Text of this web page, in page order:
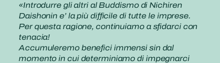
«Introdurre gli altri al Buddismo di Nichiren
Daishonin e’ la più difficile di tutte le imprese.
Per questa ragione, continuiamo a sfidarci con
tenacia!
Accumuleremo benefici immensi sin dal
momento in cui determiniamo di impegnarci